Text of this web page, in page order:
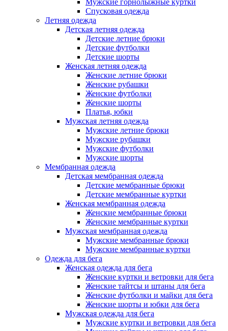
Мужские горнолыжные куртки
Спусковая одежда
Летняя одежда
Детская летняя одежда
Детские летние брюки
Детские футболки
Детские шорты
Женская летняя одежда
Женские летние брюки
Женские рубашки
Женские футболки
Женские шорты
Платья, юбки
Мужская летняя одежда
Мужские летние брюки
Мужские рубашки
Мужские футболки
Мужские шорты
Мембранная одежда
Детская мембранная одежда
Детские мембранные брюки
Детские мембранные куртки
Женская мембранная одежда
Женские мембранные брюки
Женские мембранные куртки
Мужская мембранная одежда
Мужские мембранные брюки
Мужские мембранные куртки
Одежда для бега
Женская одежда для бега
Женские куртки и ветровки для бега
Женские тайтсы и штаны для бега
Женские футболки и майки для бега
Женские шорты и юбки для бега
Мужская одежда для бега
Мужские куртки и ветровки для бега